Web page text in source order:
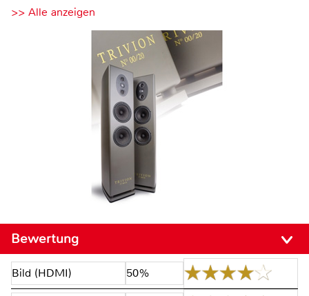
>> Alle anzeigen
Bewertung
Bild (HDMI) 50%